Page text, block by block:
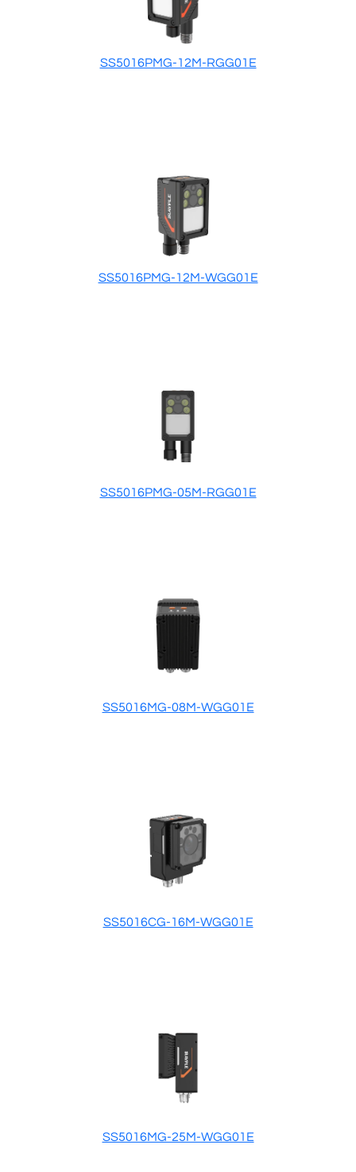
SS5016PMG-12M-RGG01E
SS5016PMG-12M-WGG01E
SS5016PMG-05M-RGG01E
SS5016MG-08M-WGG01E
SS5016CG-16M-WGG01E
SS5016MG-25M-WGG01E